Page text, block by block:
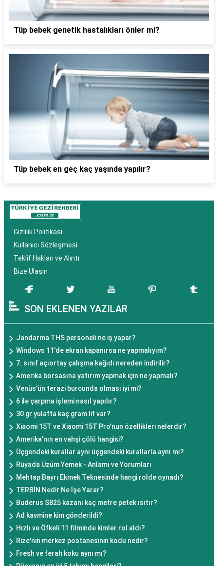
Tüp bebek genetik hastalıkları önler mi?
Tüp bebek en geç kaç yaşında yapılır?
Gizlilik Politikası
Kullanıcı Sözleşmesi
Teklif Hakları ve Alıntı
Bize Ulaşın
SON EKLENEN YAZILAR
Jandarma THS personeli ne iş yapar?
Windows 11'de ekran kapanırsa ne yapmalıyım?
7. sınıf açıortay çalışma kağıdı nereden indirilir?
Amerika borsasına yatırım yapmak için ne yapmalı?
Venüs'ün terazi burcunda olması iyi mi?
6 ile çarpma işlemi nasıl yapılır?
30 gr yulafta kaç gram lif var?
Xiaomi 15T ve Xiaomi 15T Pro'nun özellikleri nelerdir?
Amerika'nın en vahşi çölü hangisi?
Üçgendeki kurallar aynı üçgendeki kurallarla aynı mı?
Rüyada Üzüm Yemek - Anlamı ve Yorumları
Mehtap Bayrı Ekmek Teknesinde hangi rolde oynadı?
TERBİN Nedir Ne İşe Yarar?
Buderus S825 kazanı kaç metre petek ısıtır?
Ad kavmine kim gönderildi?
Hızlı ve Öfkeli 11 filminde kimler rol aldı?
Rize'nin merkez postanesinin kodu nedir?
Fresh ve ferah koku aynı mı?